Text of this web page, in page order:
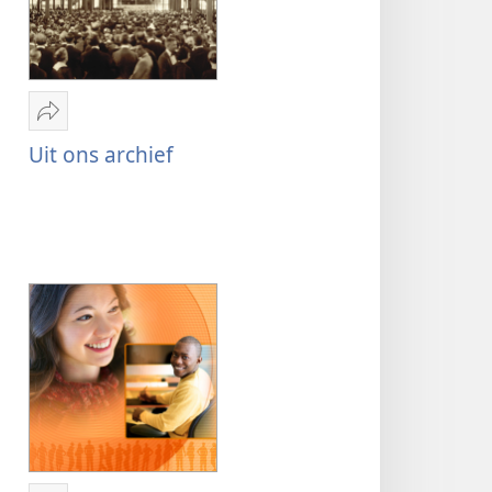
Delen
Uit
Uit ons archief